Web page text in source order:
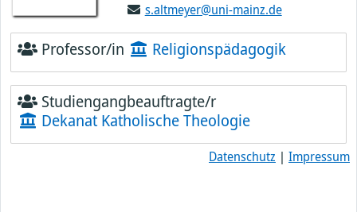
s.altmeyer@uni-mainz.de
Professor/in Religionspädagogik
Studiengangbeauftragte/r
Dekanat Katholische Theologie
Datenschutz | Impressum